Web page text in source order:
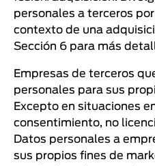
personales a terceros
contexto de una
Sección 6 para más
Empresas de terceros
personales para sus
Excepto en situaciones
consentimiento, no
Datos personales a
sus propios fines de